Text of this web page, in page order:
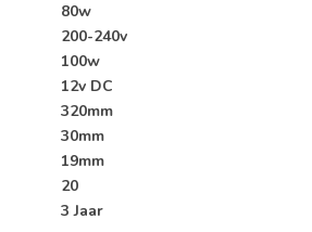
80w
200-240v
100w
12v DC
320mm
30mm
19mm
20
3 Jaar